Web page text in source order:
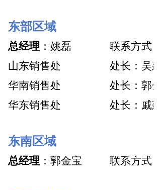
东部区域
总经理 ：姚磊
联系方式
山东销售处
处长：吴建
华南销售处
处长：郭金
华东销售处
处长：戚建
东南区域
总经理 ：郭金宝 联系方式